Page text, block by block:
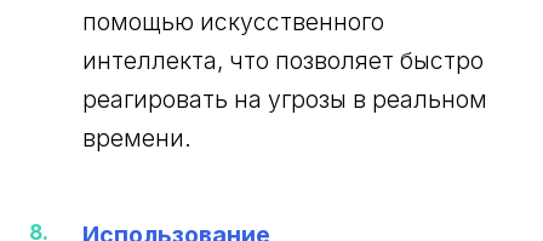
помощью искусственного
интеллекта, что позволяет быстро
реагировать на угрозы в реальном
времени.
Использование